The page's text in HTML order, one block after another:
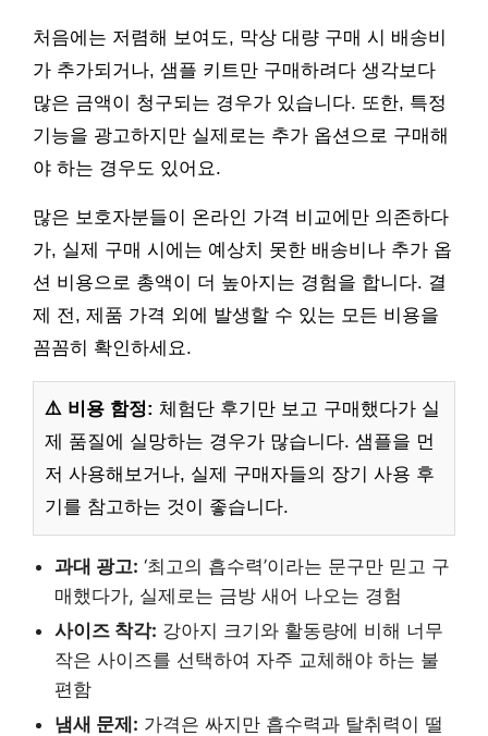
처음에는 저렴해 보여도, 막상 대량 구매 시 배송비
가 추가되거나, 샘플 키트만 구매하려다 생각보다
많은 금액이 청구되는 경우가 있습니다. 또한, 특정
기능을 광고하지만 실제로는 추가 옵션으로 구매해
야 하는 경우도 있어요.
많은 보호자분들이 온라인 가격 비교에만 의존하다
가, 실제 구매 시에는 예상치 못한 배송비나 추가 옵
션 비용으로 총액이 더 높아지는 경험을 합니다. 결
제 전, 제품 가격 외에 발생할 수 있는 모든 비용을
꼼꼼히 확인하세요.
⚠️ 비용 함정: 체험단 후기만 보고 구매했다가 실
제 품질에 실망하는 경우가 많습니다. 샘플을 먼
저 사용해보거나, 실제 구매자들의 장기 사용 후
기를 참고하는 것이 좋습니다.
과대 광고: ‘최고의 흡수력’이라는 문구만 믿고 구
매했다가, 실제로는 금방 새어 나오는 경험
사이즈 착각: 강아지 크기와 활동량에 비해 너무
작은 사이즈를 선택하여 자주 교체해야 하는 불
편함
냄새 문제: 가격은 싸지만 흡수력과 탈취력이 떨